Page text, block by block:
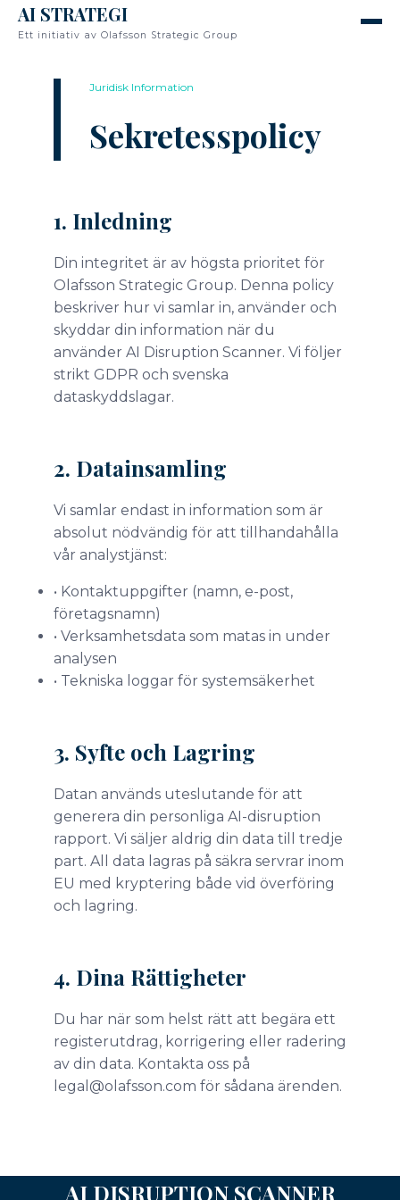
AI STRATEGI
Ett initiativ av Olafsson Strategic Group
Juridisk Information
Sekretesspolicy
1. Inledning
Din integritet är av högsta prioritet för
Olafsson Strategic Group. Denna policy
beskriver hur vi samlar in, använder och
skyddar din information när du
använder AI Disruption Scanner. Vi följer
strikt GDPR och svenska
dataskyddslagar.
2. Datainsamling
Vi samlar endast in information som är
absolut nödvändig för att tillhandahålla
vår analystjänst:
• Kontaktuppgifter (namn, e-post,
företagsnamn)
• Verksamhetsdata som matas in under
analysen
• Tekniska loggar för systemsäkerhet
3. Syfte och Lagring
Datan används uteslutande för att
generera din personliga AI-disruption
rapport. Vi säljer aldrig din data till tredje
part. All data lagras på säkra servrar inom
EU med kryptering både vid överföring
och lagring.
4. Dina Rättigheter
Du har när som helst rätt att begära ett
registerutdrag, korrigering eller radering
av din data. Kontakta oss på
legal@olafsson.com för sådana ärenden.
AI DISRUPTION SCANNER